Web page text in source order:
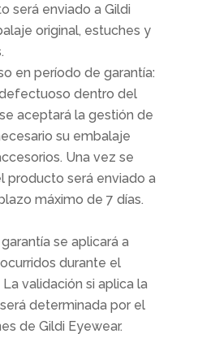
será enviado a Gildi
original, estuches y
en período de garantía:
dentro del
aceptará la gestión de
su embalaje
Una vez se
producto será enviado a
máximo de 7 días.
se aplicará a
durante el
validación si aplica la
determinada por el
de Gildi Eyewear.